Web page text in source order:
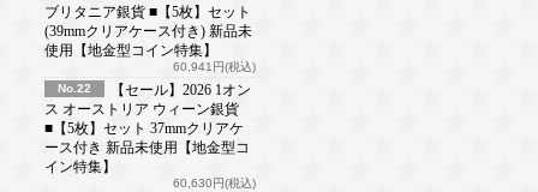
ブリタニア銀貨 ■【5枚】セット
(39mmクリアケース付き) 新品未
使用【地金型コイン特集】
60,941円(税込)
No.22
【セール】2026 1オン
ス オーストリア ウィーン銀貨
■【5枚】セット 37mmクリアケ
ース付き 新品未使用【地金型コ
イン特集】
60,630円(税込)